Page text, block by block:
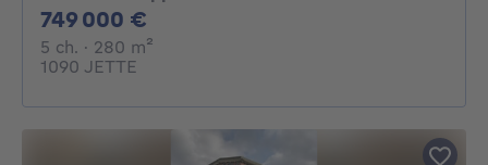
749 000 €
5 ch. 5 chambres
· 280 m²
1090 JETTE